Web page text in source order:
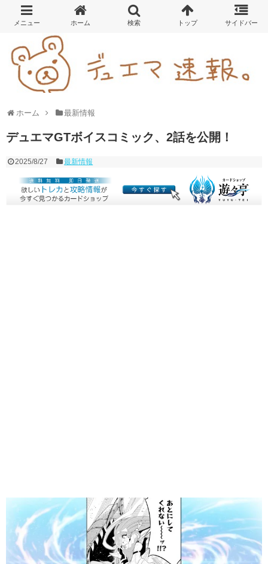
ホーム 最新情報
デュエマGTボイスコミック、2話を公開！
2025/8/27 最新情報